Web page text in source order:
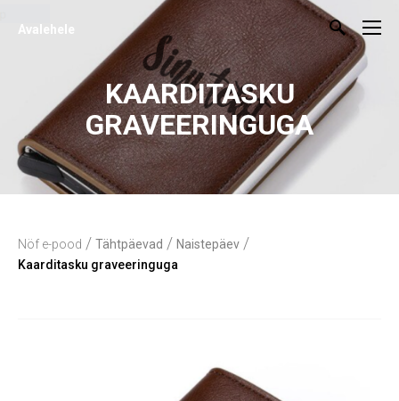
Avalehele
KAARDITASKU
GRAVEERINGUGA
Nöf e-pood / Tähtpäevad / Naistepäev /
Kaarditasku graveeringuga